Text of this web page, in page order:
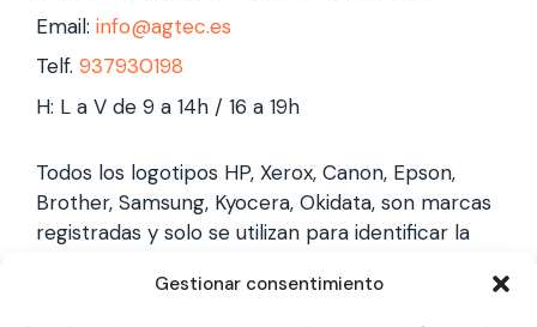
Gestionar consentimiento
Email: info@agtec.es
Telf. 937930198
H: L a V de 9 a 14h / 16 a 19h
Todos los logotipos HP, Xerox, Canon, Epson,
Brother, Samsung, Kyocera, Okidata, son marcas
registradas y solo se utilizan para identificar la
marcas, y solo reparamos impresoras laser,
somos un servicio técnico especializado y